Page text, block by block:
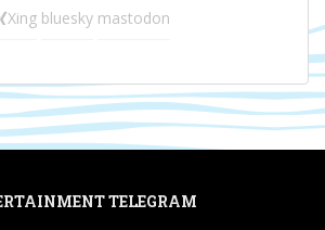
Xing bluesky mastodon
TELEGRAM